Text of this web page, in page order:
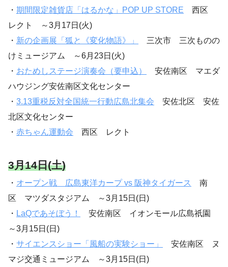
・ 期間限定雑貨店「はるかな」POP UP STORE 西区
レクト ～3月17日(火)
・ 新の企画展「狐と《変化物語》」
三次市 三次ものの
けミュージアム ～6月23日(火)
・ おためしステージ演奏会（要申込）
安佐南区 マエダ
ハウジング安佐南区文化センター
・ 3.13重税反対全国統一行動広島北集会 安佐北区 安佐
北区文化センター
・ 赤ちゃん運動会 西区 レクト
3月14日(土)
・ オープン戦 広島東洋カープ vs 阪神タイガース
南
区 マツダスタジアム ～3月15日(日)
・ LaQであそぼう！
安佐南区 イオンモール広島祇園
～3月15日(日)
・ サイエンスショー「風船の実験ショー」
安佐南区 ヌ
マジ交通ミュージアム ～3月15日(日)